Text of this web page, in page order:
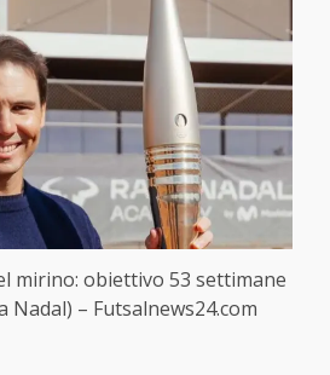
mirino: obiettivo 53 settimane
Nadal) – Futsalnews24.com